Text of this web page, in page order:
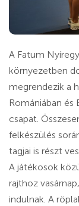
A Fatum
környezetben
megrendezik a
Romániában és
csapat.
felkészülés
tagjai is részt
A játékosok
rajthoz
indulnak. A